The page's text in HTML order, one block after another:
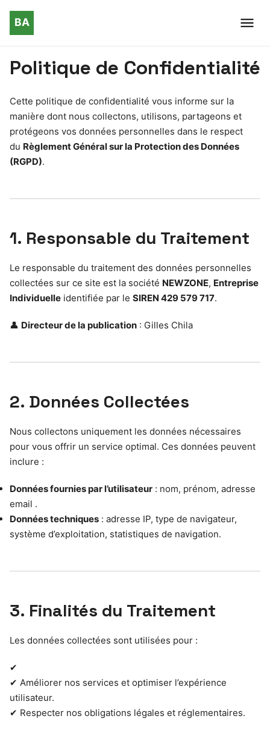
Politique de Confidentialité
Cette politique de confidentialité vous informe sur la
manière dont nous collectons, utilisons, partageons et
protégeons vos données personnelles dans le respect
du Règlement Général sur la Protection des Données
(RGPD).
1. Responsable du Traitement
Le responsable du traitement des données personnelles
collectées sur ce site est la société NEWZONE, Entreprise
Individuelle identifiée par le SIREN 429 579 717.
👤 Directeur de la publication : Gilles Chila
2. Données Collectées
Nous collectons uniquement les données nécessaires
pour vous offrir un service optimal. Ces données peuvent
inclure :
Données fournies par l’utilisateur : nom, prénom, adresse
email .
Données techniques : adresse IP, type de navigateur,
système d’exploitation, statistiques de navigation.
3. Finalités du Traitement
Les données collectées sont utilisées pour :
✔
✔ Améliorer nos services et optimiser l’expérience
utilisateur.
✔ Respecter nos obligations légales et réglementaires.